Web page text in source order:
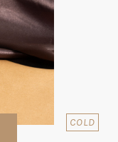
COLD